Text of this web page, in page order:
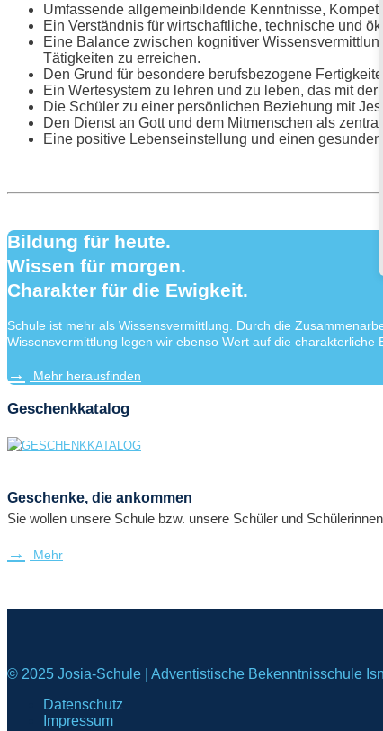
Umfassende allgemeinbildende Kenntnisse,
Ein Verständnis für wirtschaftliche, technische und
Eine Balance zwischen kognitiver
Tätigkeiten zu erreichen.
Den Grund für besondere berufsbezogene
Ein Wertesystem zu lehren und zu leben, das mit der
Die Schüler zu einer persönlichen Beziehung mit
Den Dienst an Gott und dem Mitmenschen als
Eine positive Lebenseinstellung und einen gesunden
Bildung für heute.
Wissen für morgen.
Charakter für die Ewigkeit.
Schule ist mehr als Wissensvermittlung. Durch die
Wissensvermittlung legen wir ebenso Wert auf die charakterliche
Mehr herausfinden
Geschenkkatalog
Geschenke, die ankommen
Sie wollen unsere Schule bzw. unsere Schüler und
Mehr
© 2025 Josia-Schule | Adventistische Bekenntnisschule
Datenschutz
Impressum